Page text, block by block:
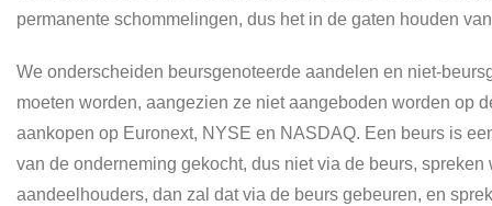
permanente schommelingen, dus het in de gaten houden
We onderscheiden beursgenoteerde aandelen en niet-
moeten worden, aangezien ze niet aangeboden worden op
aankopen op Euronext, NYSE en NASDAQ. Een beurs is
van de onderneming gekocht, dus niet via de beurs,
aandeelhouders, dan zal dat via de beurs gebeuren, en